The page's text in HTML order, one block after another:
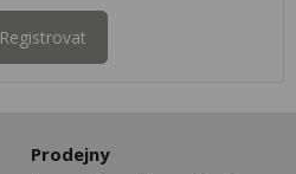
Registrovat
Prodejny